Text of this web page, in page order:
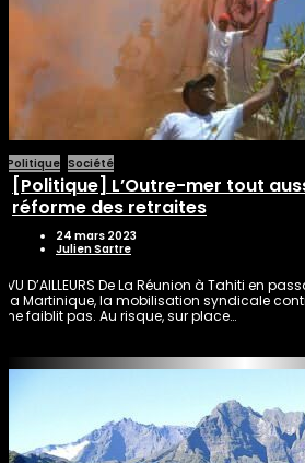
Politique Société
[Politique] L’Outre-mer tout
réforme des retraites
24 mars 2023
Julien Sartre
VU D’AILLEURS De La Réunion à Tahiti en
la Martinique, la mobilisation syndicale
ne faiblit pas. Au risque, sur place…